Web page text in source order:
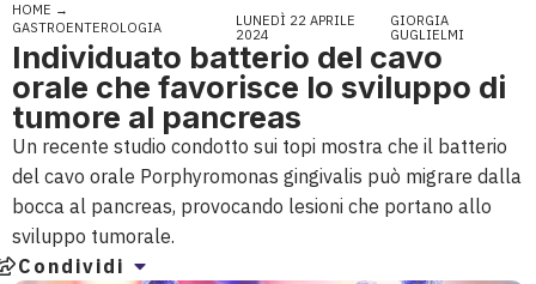
HOME →
GASTROENTEROLOGIA
LUNEDÌ 22 APRILE
2024
GIORGIA
GUGLIELMI
Individuato batterio del cavo
orale che favorisce lo sviluppo di
tumore al pancreas
Un recente studio condotto sui topi mostra che il batterio
del cavo orale Porphyromonas gingivalis può migrare dalla
bocca al pancreas, provocando lesioni che portano allo
sviluppo tumorale.
Condividi